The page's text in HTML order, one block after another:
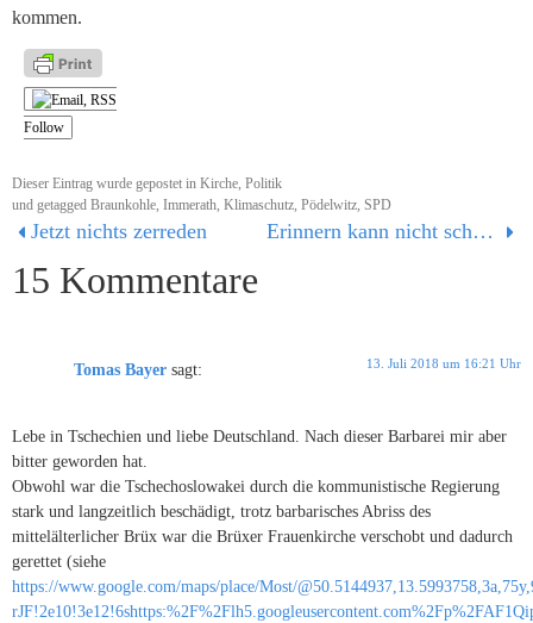
kommen.
Follow
Dieser Eintrag wurde gepostet in Kirche, Politik
und getagged Braunkohle, Immerath, Klimaschutz, Pödelwitz, SPD
Jetzt nichts zerreden Erinnern kann nicht schaden – eine Regierungsbeteiligung auch nicht
15 Kommentare
Tomas Bayer sagt: 13. Juli 2018 um 16:21 Uhr
Lebe in Tschechien und liebe Deutschland. Nach dieser Barbarei mir aber
bitter geworden hat.
Obwohl war die Tschechoslowakei durch die kommunistische Regierung
stark und langzeitlich beschädigt, trotz barbarisches Abriss des
mittelälterlicher Brüx war die Brüxer Frauenkirche verschobt und dadurch
gerettet (siehe
https://www.google.com/maps/place/Most/